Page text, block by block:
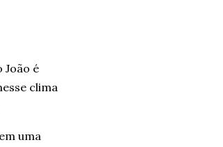
João é
clima
uma